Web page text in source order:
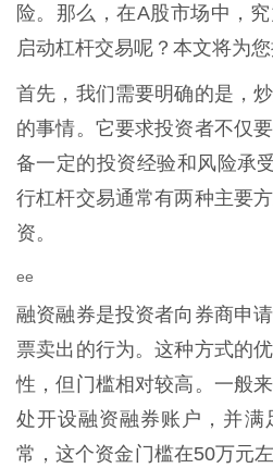
险。那么，在A股市场中，
启动杠杆交易呢？本文将为
首先，我们需要明确的是，
的事情。它要求投资者不仅
备一定的投资经验和风险承
行杠杆交易通常有两种主要
资。
ee
融资融券是投资者向券商申
票卖出的行为。这种方式的
性，但门槛相对较高。一般
处开设融资融券账户，并满
常，这个资金门槛在50万元